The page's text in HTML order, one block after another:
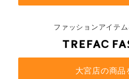
ファッションアイテ
大宮店の商品